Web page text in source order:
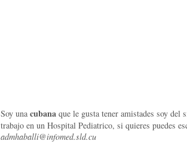
Soy una cubana que le gusta tener amistades soy del
trabajo en un Hospital Pediatrico, si quieres puedes
admhaballi@infomed.sld.cu